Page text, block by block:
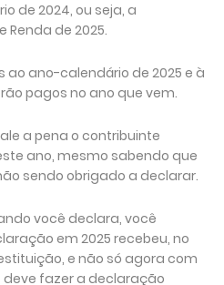
de 2024, ou seja, a
de 2025.
ao ano-calendário de 2025 e à
pagos no ano que vem.
a pena o contribuinte
ano, mesmo sabendo que
sendo obrigado a declarar.
você declara, você
em 2025 recebeu, no
e não só agora com
deve fazer a declaração